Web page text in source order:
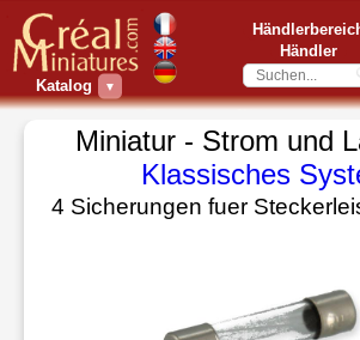
Katalog ▼
Händler
Miniatur - Strom und
Klassisches
4 Sicherungen fuer